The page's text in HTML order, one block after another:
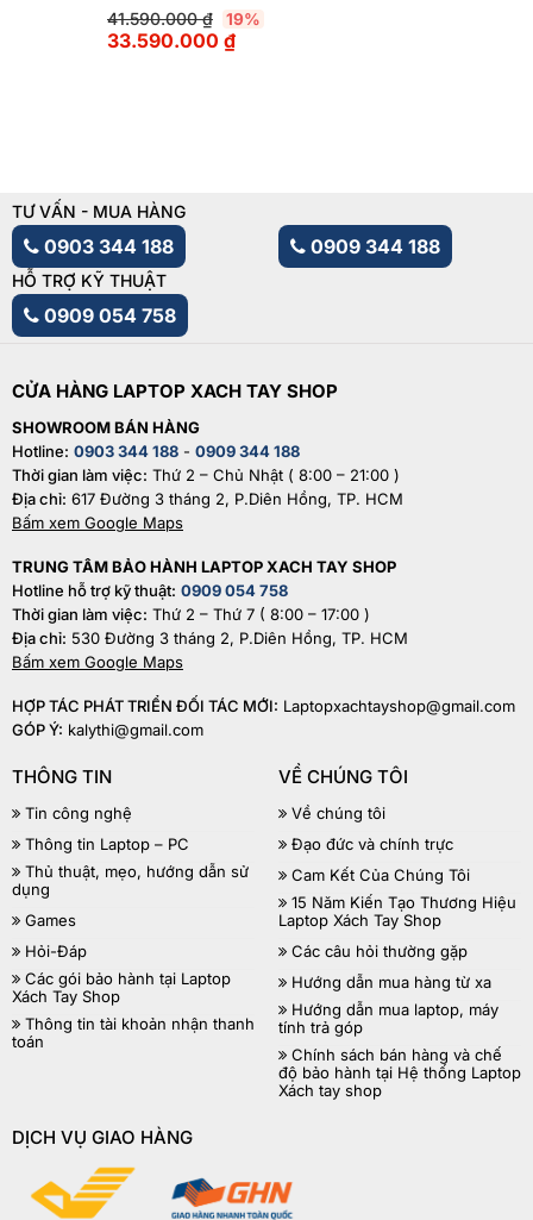
41.590.000₫ 19%
33.590.000 ₫
TƯ VẤN - MUA HÀNG
0903 344 188 0909 344 188
HỖ TRỢ KỸ THUẬT
0909 054 758
CỬA HÀNG LAPTOP XACH TAY SHOP
SHOWROOM BÁN HÀNG
Hotline: 0903 344 188 - 0909 344 188
Thời gian làm việc: Thứ 2 – Chủ Nhật ( 8:00 – 21:00 )
Địa chỉ: 617 Đường 3 tháng 2, P.Diên Hồng, TP. HCM
Bấm xem Google Maps
TRUNG TÂM BẢO HÀNH LAPTOP XACH TAY SHOP
Hotline hỗ trợ kỹ thuật: 0909 054 758
Thời gian làm việc: Thứ 2 – Thứ 7 ( 8:00 – 17:00 )
Địa chỉ: 530 Đường 3 tháng 2, P.Diên Hồng, TP. HCM
Bấm xem Google Maps
HỢP TÁC PHÁT TRIỂN ĐỐI TÁC MỚI: Laptopxachtayshop@gmail.com
GÓP Ý: kalythi@gmail.com
THÔNG TIN
Tin công nghệ
Thông tin Laptop – PC
Thủ thuật, mẹo, hướng dẫn sử
dụng
Games
Hỏi-Đáp
Các gói bảo hành tại Laptop
Xách Tay Shop
Thông tin tài khoản nhận thanh
toán
VỀ CHÚNG TÔI
Về chúng tôi
Đạo đức và chính trực
Cam Kết Của Chúng Tôi
15 Năm Kiến Tạo Thương Hiệu
Laptop Xách Tay Shop
Các câu hỏi thường gặp
Hướng dẫn mua hàng từ xa
Hướng dẫn mua laptop, máy
tính trả góp
Chính sách bán hàng và chế
độ bảo hành tại Hệ thống Laptop
Xách tay shop
DỊCH VỤ GIAO HÀNG